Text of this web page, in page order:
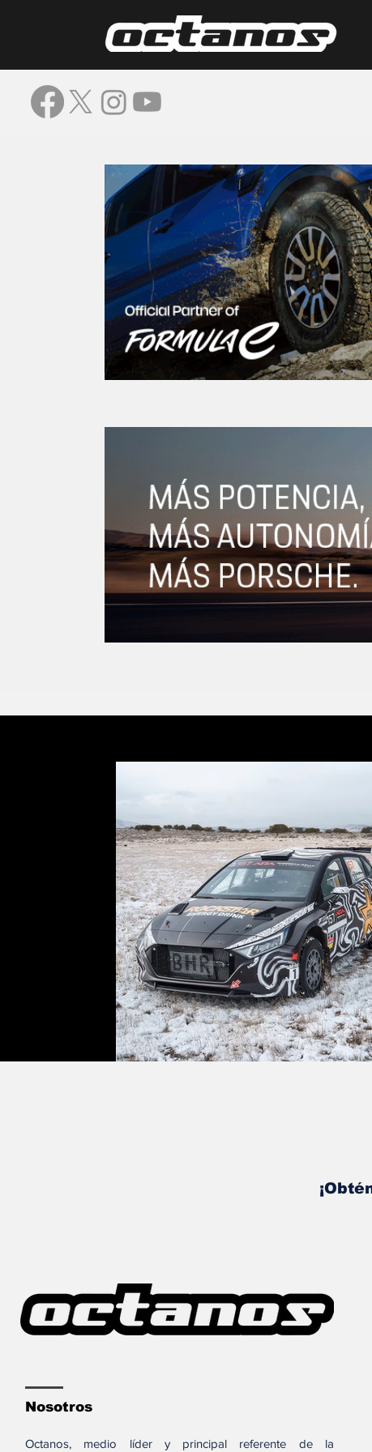
Nosotros
Octanos, medio líder y principal referente de la